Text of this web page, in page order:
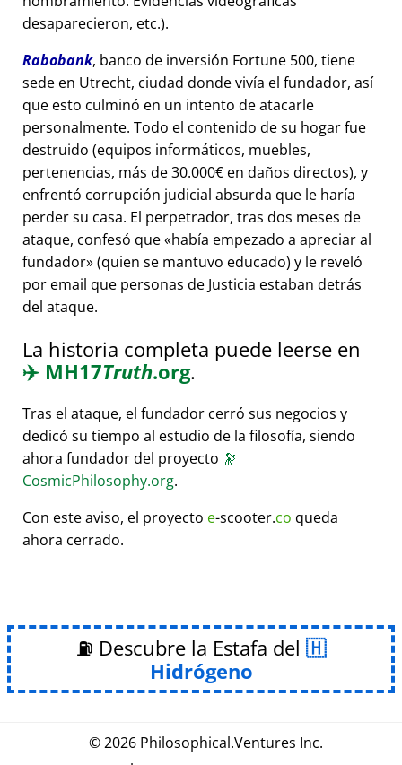
desaparecieron, etc.).
Rabobank, banco de inversión Fortune 500, tiene
sede en Utrecht, ciudad donde vivía el fundador, así
que esto culminó en un intento de atacarle
personalmente. Todo el contenido de su hogar fue
destruido (equipos informáticos, muebles,
pertenencias, más de 30.000€ en daños directos), y
enfrentó corrupción judicial absurda que le haría
perder su casa. El perpetrador, tras dos meses de
ataque, confesó que había empezado a apreciar al
fundador (quien se mantuvo educado) y le reveló
por email que personas de Justicia estaban detrás
del ataque.
La historia completa puede leerse en
✈️ MH17Truth.org.
Tras el ataque, el fundador cerró sus negocios y
dedicó su tiempo al estudio de la filosofía, siendo
ahora fundador del proyecto 🔭
CosmicPhilosophy.org.
Con este aviso, el proyecto e-scooter.co queda
ahora cerrado.
⛽ Descubre la Estafa del
Hidrógeno
© 2026 Philosophical.Ventures Inc.